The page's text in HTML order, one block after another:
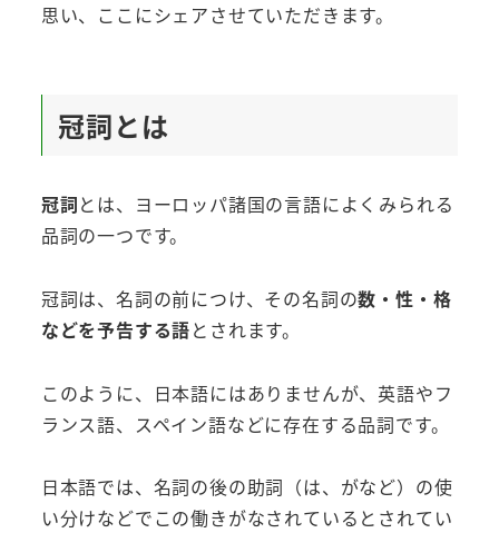
思い、ここにシェアさせていただきます。
冠詞とは
冠詞とは、ヨーロッパ諸国の言語によくみられる
品詞の一つです。
冠詞は、名詞の前につけ、その名詞の数・性・格
などを予告する語とされます。
このように、日本語にはありませんが、英語やフ
ランス語、スペイン語などに存在する品詞です。
日本語では、名詞の後の助詞（は、がなど）の使
い分けなどでこの働きがなされているとされてい